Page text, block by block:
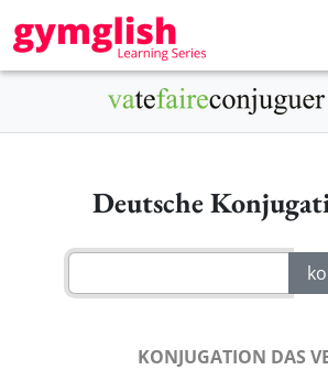
Deutsche
KONJUGATION DAS